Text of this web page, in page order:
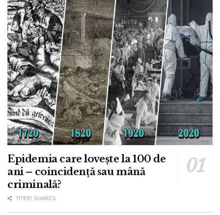
Epidemia care lovește la 100 de
ani – coincidență sau mână
criminală?
117891 SHARES